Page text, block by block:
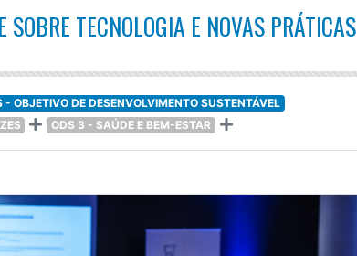
TECNOLOGIA E NOVAS PRÁTICAS
- OBJETIVO DE DESENVOLVIMENTO SUSTENTÁVEL
ODS 3 - SAÚDE E BEM-ESTAR